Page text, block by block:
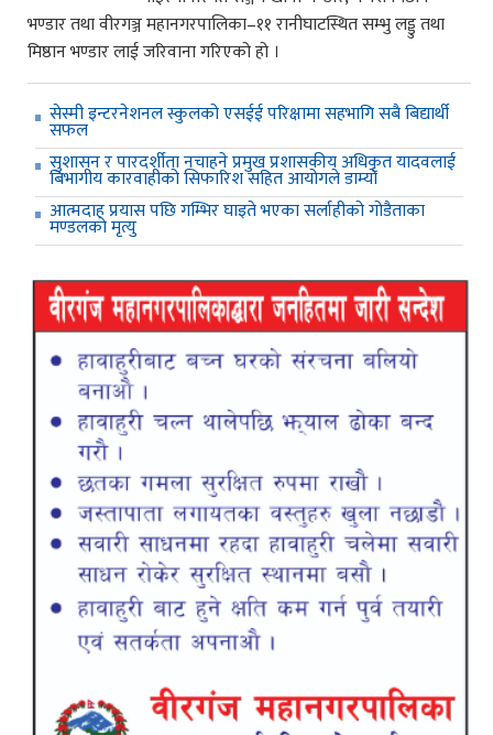
भण्डार तथा वीरगञ्ज महानगरपालिका–११ रानीघाटस्थित सम्भु लड्डु तथा
मिष्ठान भण्डार लाई जरिवाना गरिएको हो ।
सेस्मी इन्टरनेशनल स्कुलको एसईई परिक्षामा सहभागि सबै बिद्यार्थी
सफल
सुशासन र पारदर्शीता नचाहने प्रमुख प्रशासकीय अधिकृत यादवलाई
बिभागीय कारवाहीको सिफारिश सहित आयोगले डाम्यो
आत्मदाह प्रयास पछि गम्भिर घाइते भएका सर्लाहीको गोडैताका
मण्डलको मृत्यु